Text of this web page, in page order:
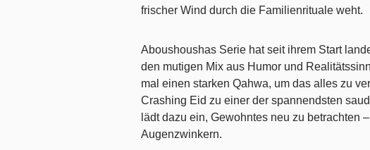
frischer Wind durch die Familienrituale weht.
Aboushoushas Serie hat seit ihrem Start
den mutigen Mix aus Humor und
mal einen starken Qahwa, um das alles zu
Crashing Eid zu einer der spannendsten
lädt dazu ein, Gewohntes neu zu betrachten
Augenzwinkern.